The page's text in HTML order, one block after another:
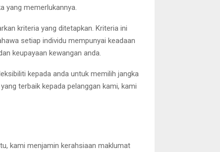
yang memerlukannya.
kriteria yang ditetapkan. Kriteria ini
setiap individu mempunyai keadaan
keupayaan kewangan anda.
kepada anda untuk memilih jangka
terbaik kepada pelanggan kami, kami
kami menjamin kerahsiaan maklumat